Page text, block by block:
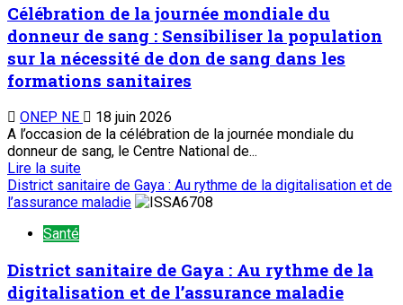
Célébration de la journée mondiale du
donneur de sang : Sensibiliser la population
sur la nécessité de don de sang dans les
formations sanitaires
ONEP NE
18 juin 2026
A l’occasion de la célébration de la journée mondiale du
donneur de sang, le Centre National de...
Lire la suite
District sanitaire de Gaya : Au rythme de la digitalisation et de
l’assurance maladie
Santé
District sanitaire de Gaya : Au rythme de la
digitalisation et de l’assurance maladie